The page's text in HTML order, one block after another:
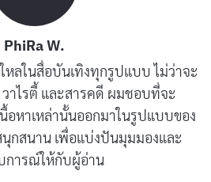
ที่มารีสาบานกับตัวเองว่าจะปกป้อง
ากครอบครัวรับเลี้ยงเด็กคนนี้มา
ขากลับสนใจใน “เวทมนตร์” ซึ่ง
ต่คำ คำถามจึงมีอยู่ว่า ชิออนจะ
ย่างไร? ในขณะที่มารีพยายามช่วย
เข้าใจว่า “เวทมนตร์” คืออะไร
PhiRa W.
หลในสื่อบันเทิงทุกรูปแบบ ไม่ว่าจะ
าไรตี้ และสารคดี ผมชอบที่จะ
อหาเหล่านั้นออกมาในรูปแบบของ
นุกสนาน เพื่อแบ่งปันมุมมองและ
การณ์ให้กับผู้อ่าน